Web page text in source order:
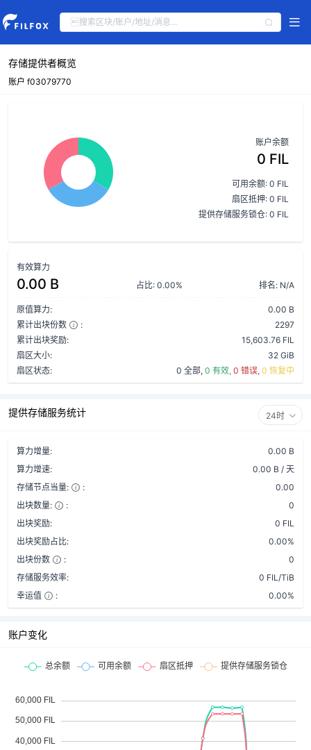
存储提供者概览
账户 f03079770
账户余额
0 FIL
可用余额: 0 FIL
扇区抵押: 0 FIL
提供存储服务锁仓: 0 FIL
有效算力
0.00 B 占比: 0.00% 排名: N/A
原值算力:
0.00 B
累计出块份数
:
2297
累计出块奖励:
15,603.76 FIL
扇区大小:
32 GiB
扇区状态:
0 全部, 0 有效, 0 错误, 0 恢复中
提供存储服务统计 24时
算力增量:
0.00 B
算力增速:
0.00 B / 天
存储节点当量:
:
0.00
出块数量:
:
0
出块奖励:
0 FIL
出块奖励占比:
0.00%
出块份数
:
0
存储服务效率:
0 FIL/TiB
幸运值
: 0.00%
账户变化